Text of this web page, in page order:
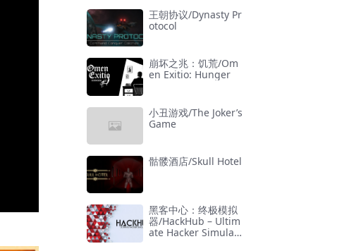
王朝协议/Dynasty Pr
otocol
崩坏之兆：饥荒/Om
en Exitio: Hunger
小丑游戏/The Joker’s
Game
骷髅酒店/Skull Hotel
黑客中心：终极模拟
器/HackHub – Ultim
ate Hacker Simulat